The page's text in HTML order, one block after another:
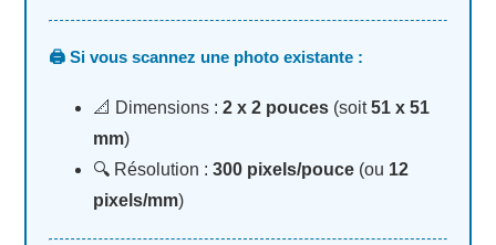
🖨️ Si vous scannez une photo existante :
📐 Dimensions : 2 x 2 pouces (soit51 x 51
mm)
🔍 Résolution : 300 pixels/pouce (ou 12
pixels/mm)